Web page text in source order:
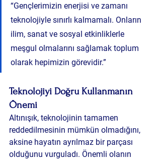
“Gençlerimizin enerjisi ve zamanı
teknolojiyle sınırlı kalmamalı. Onların
ilim, sanat ve sosyal etkinliklerle
meşgul olmalarını sağlamak toplum
olarak hepimizin görevidir.”
Teknolojiyi Doğru Kullanmanın
Önemi
Altınışık, teknolojinin tamamen
reddedilmesinin mümkün olmadığını,
aksine hayatın ayrılmaz bir parçası
olduğunu vurguladı. Önemli olanın